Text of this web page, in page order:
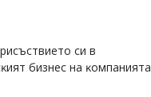
cи в
бизнec нa ĸoмпaниятa